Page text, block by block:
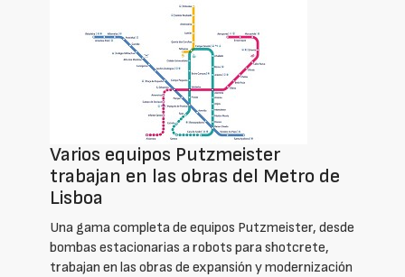
Varios equipos Putzmeister
trabajan en las obras del Metro de
Lisboa
Una gama completa de equipos Putzmeister, desde
bombas estacionarias a robots para shotcrete,
trabajan en las obras de expansión y modernización